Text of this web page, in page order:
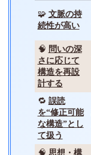
🧩 文脈の持
続性が高い
🧠 問いの深
さに応じて
構造を再設
計する
🔁 誤読
を“修正可能
な構造”とし
て扱う
🧠 思想・構